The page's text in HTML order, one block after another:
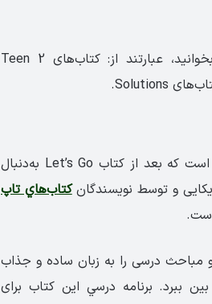
بخوانید، عبارتند از: کتاب‌های Teen 2
یک منبع مناسب برای زبان‌آموزانی است که بعد از کتاب Let’s Go به‌دنبال
کتاب‌هاي تاپ
مباحث درسی را به زبان ساده و جذاب
ببرد. برنامه درسي این کتاب برای